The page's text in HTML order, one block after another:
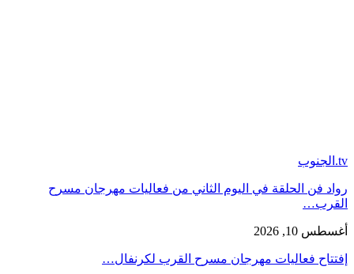
tv.الجنوب
رواد فن الحلقة في اليوم الثاني من فعاليات مهرجان مسرح
القرب…
أغسطس 10, 2026
إفتتاح فعاليات مهرجان مسرح القرب لكرنفال…